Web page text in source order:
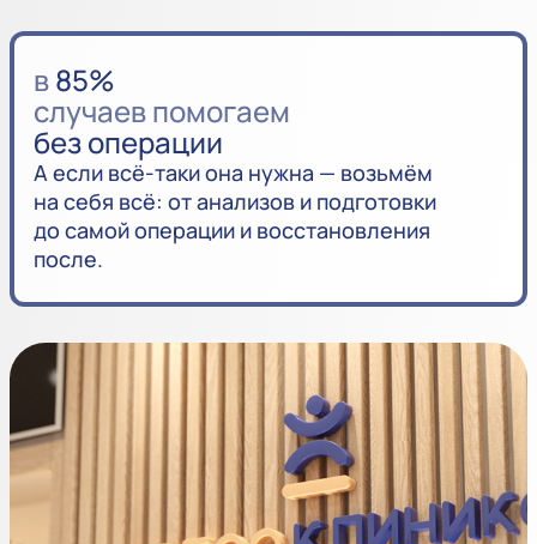
в85%
случаев помогаем
без операции
А если всё-таки она нужна — возьмём
на себя всё: от анализов и подготовки
до самой операции и восстановления
после.